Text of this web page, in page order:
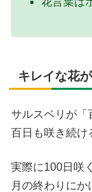
キレイな花
サルスベリが「
百日も咲き続け
実際に100日咲
月の終わりにか